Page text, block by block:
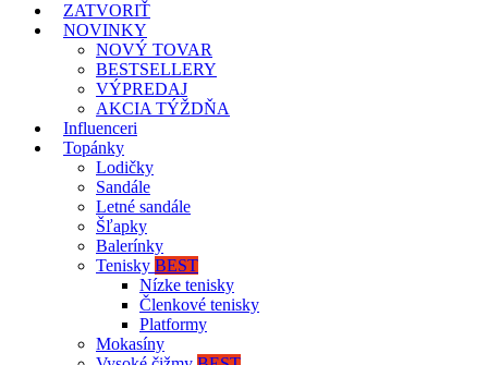
ZATVORIŤ
NOVINKY
NOVÝ TOVAR
BESTSELLERY
VÝPREDAJ
AKCIA TÝŽDŇA
Influenceri
Topánky
Lodičky
Sandále
Letné sandále
Šľapky
Balerínky
Tenisky BEST
Nízke tenisky
Členkové tenisky
Platformy
Mokasíny